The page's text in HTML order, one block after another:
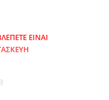
ΕΙΝΑΙ